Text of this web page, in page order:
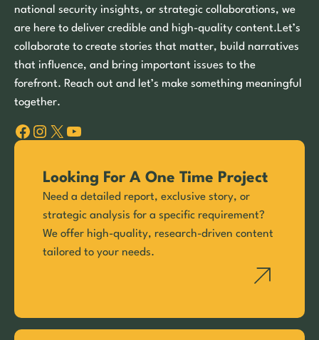
national security insights, or strategic collaborations, we
are here to deliver credible and high-quality content.Let’s
collaborate to create stories that matter, build narratives
that influence, and bring important issues to the
forefront. Reach out and let’s make something meaningful
together.
Facebook Instagram X YouTube
Looking For A One Time Project
Need a detailed report, exclusive story, or
strategic analysis for a specific requirement?
We offer high-quality, research-driven content
tailored to your needs.